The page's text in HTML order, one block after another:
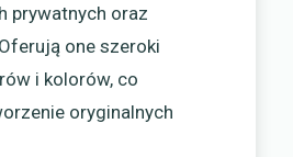
prywatnych oraz
one szeroki
i kolorów, co
oryginalnych